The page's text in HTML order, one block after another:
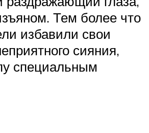
Тем более что
избавили свои
сияния,
специальным